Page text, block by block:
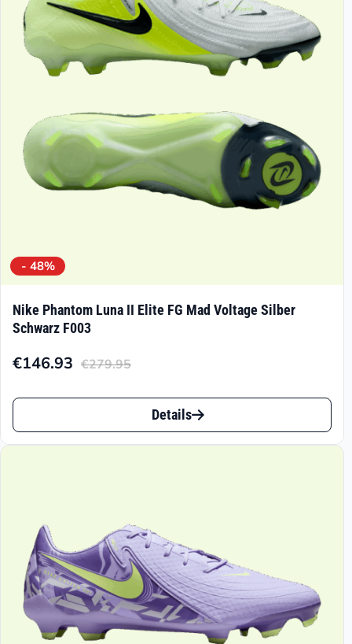
- 48%
Nike Phantom Luna II Elite FG Mad Voltage Silber
Schwarz F003
€279.95
Ursprünglicher
Preis
€279.95
€146.93
Aktueller
Preis
€146.93.
Dieses
Produkt
auf.
Die
Optionen
können
Details